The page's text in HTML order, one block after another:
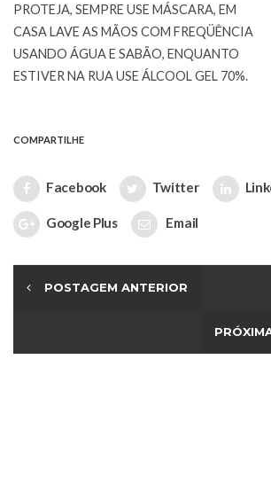
PROTEJA, SEMPRE USE MÁSCARA, EM
CASA LAVE AS MÃOS COM FREQÜÊNCIA
USANDO ÁGUA E SABÃO, ENQUANTO
ESTIVER NA RUA USE ÁLCOOL GEL 70%.
COMPARTILHE
Facebook Twitter
Google Plus Email
POSTAGEM ANTERIOR